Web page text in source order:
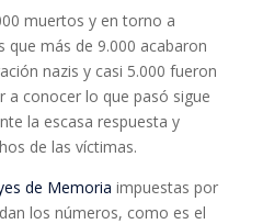
muertos y en torno a
que más de 9.000 acabaron
nazis y casi 5.000 fueron
a conocer lo que pasó sigue
la escasa respuesta y
de las víctimas.
de Memoria impuestas por
los números, como es el